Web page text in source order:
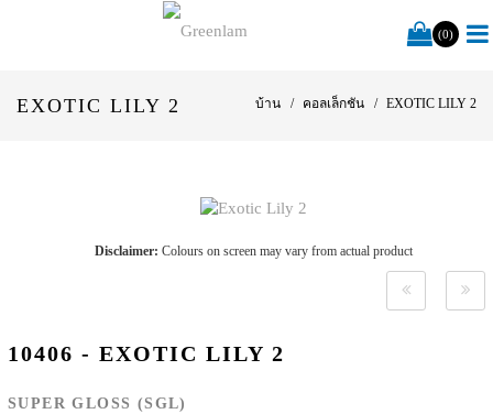
(0)
EXOTIC LILY 2 บ้าน คอลเล็กชัน EXOTIC LILY 2
Disclaimer: Colours on screen may vary from actual product
10406 - EXOTIC LILY 2
SUPER GLOSS (SGL)